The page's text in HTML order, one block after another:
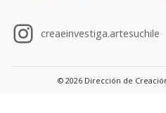
creaeinvestiga.artesuchile
© 2026 Dirección de